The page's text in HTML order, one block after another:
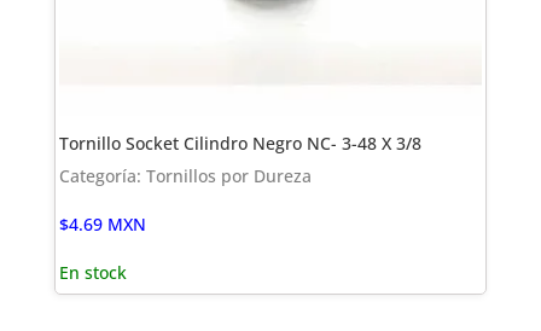
Tornillo Socket Cilindro Negro NC- 3-48 X 3/8
Categoría: Tornillos por Dureza
$4.69 MXN
En stock